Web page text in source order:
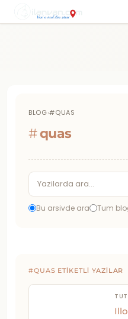
BLOG›#QUAS
#quas
Bu arsivde ara Tum
#QUAS ETIKETLI YAZILAR